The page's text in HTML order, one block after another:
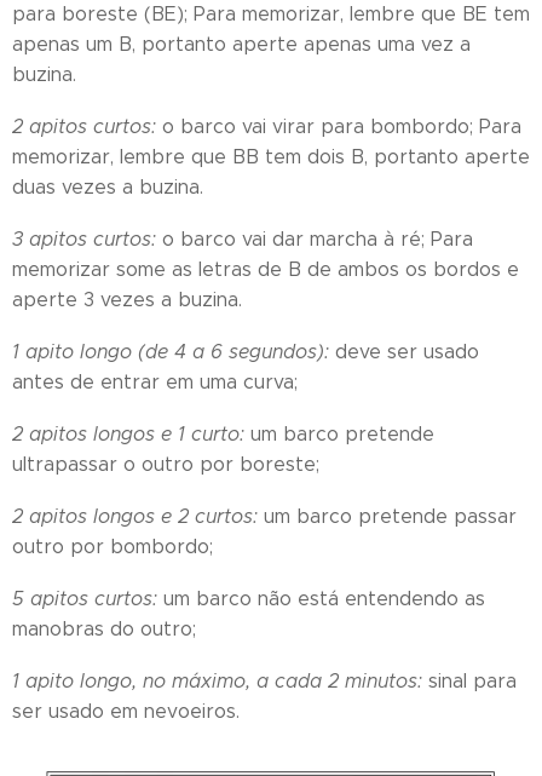
para boreste (BE); Para memorizar, lembre que BE tem
apenas um B, portanto aperte apenas uma vez a
buzina.
2 apitos curtos: o barco vai virar para bombordo; Para
memorizar, lembre que BB tem dois B, portanto aperte
duas vezes a buzina.
3 apitos curtos: o barco vai dar marcha à ré; Para
memorizar some as letras de B de ambos os bordos e
aperte 3 vezes a buzina.
1 apito longo (de 4 a 6 segundos): deve ser usado
antes de entrar em uma curva;
2 apitos longos e 1 curto: um barco pretende
ultrapassar o outro por boreste;
2 apitos longos e 2 curtos: um barco pretende passar
outro por bombordo;
5 apitos curtos: um barco não está entendendo as
manobras do outro;
1 apito longo, no máximo, a cada 2 minutos: sinal para
ser usado em nevoeiros.